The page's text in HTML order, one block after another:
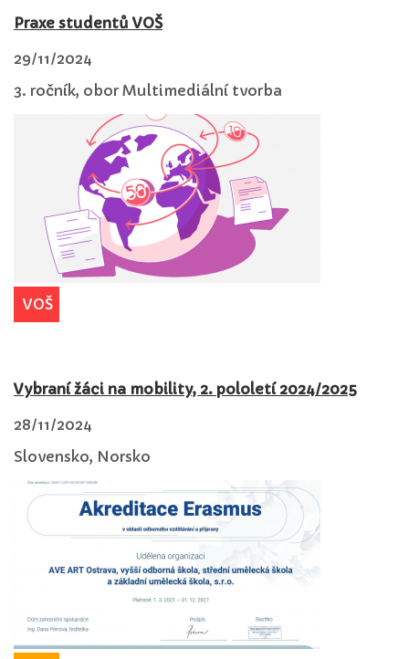
Praxe studentů VOŠ
29/11/2024
3. ročník, obor Multimediální tvorba
VOŠ
Vybraní žáci na mobility, 2. pololetí 2024/2025
28/11/2024
Slovensko, Norsko